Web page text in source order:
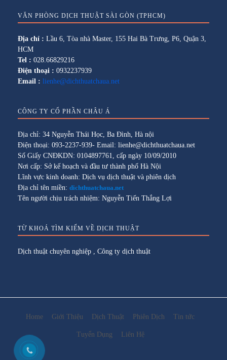
VĂN PHÒNG DỊCH THUẬT SÀI GÒN (TPHCM)
Địa chỉ : Lầu 6, Tòa nhà Master, 155 Hai Bà Trưng, P6, Quận 3,
HCM
Tel : 028.66829216
Điện thoại : 0932237939
Email : lienhe@dichthuatchaua.net
CÔNG TY CỔ PHẦN CHÂU Á
Địa chỉ: 34 Nguyễn Thái Học, Ba Đình, Hà nội
Điện thoại: 093-2237-939- Email: lienhe@dichthuatchaua.net
Số Giấy CNĐKDN: 0104897761, cấp ngày 10/09/2010
Nơi cấp: Sở kế hoạch và đầu tư thành phố Hà Nội
Lĩnh vực kinh doanh: Dịch vụ dịch thuật và phiên dịch
Địa chỉ tên miền: dichthuatchaua.net
Tên người chịu trách nhiệm: Nguyễn Tiến Thắng Lợi
TỪ KHOÁ TÌM KIẾM VỀ DỊCH THUẬT
Dịch thuật chuyên nghiệp Công ty dịch thuật
Home Giới Thiệu Dịch Thuật Phiên Dịch Tin tức
Tuyển Dụng Liên Hệ